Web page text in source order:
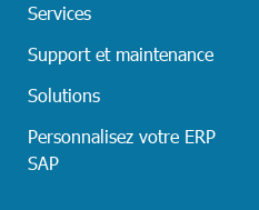
Services
Support et maintenance
Solutions
Personnalisez votre ERP
SAP